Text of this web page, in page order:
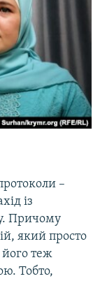
–
із
Причому
який просто
його теж
Тобто,